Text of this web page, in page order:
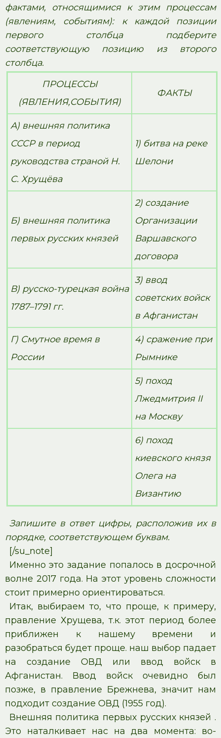
фактами, относящимися к этим процессам
(явлениям, событиям): к каждой позиции
первого столбца подберите
соответствующую позицию из второго
столбца.
ПРОЦЕССЫ
(ЯВЛЕНИЯ,СОБЫТИЯ)
ФАКТЫ
А) внешняя политика
СССР в период
руководства страной Н.
С. Хрущёва
1) битва на реке
Шелони
Б) внешняя политика
первых русских князей
2) создание
Организации
Варшавского
договора
В) русско-турецкая война
1787–1791 гг.
3) ввод
советских войск
в Афганистан
Г) Смутное время в
России
4) сражение при
Рымнике
5) поход
Лжедмитрия II
на Москву
6) поход
киевского князя
Олега на
Византию
Запишите в ответ цифры, расположив их в
порядке, соответствующем буквам.
[/su_note]
Именно это задание попалось в досрочной
волне 2017 года. На этот уровень сложности
стоит примерно ориентироваться.
Итак, выбираем то, что проще, к примеру,
правление Хрущева, т.к. этот период более
приближен к нашему времени и
разобраться будет проще. наш выбор падает
на создание ОВД или ввод войск в
Афганистан. Ввод войск очевидно был
позже, в правление Брежнева, значит нам
подходит создание ОВД (1955 год).
Внешняя политика первых русских князей .
Это наталкивает нас на два момента: во-